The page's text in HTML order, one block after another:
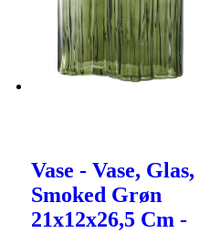
Vase - Vase, Glas,
Smoked Grøn
21x12x26,5 Cm -